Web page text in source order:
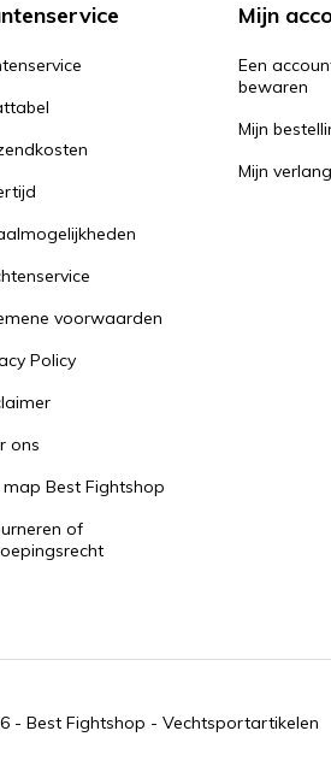
voorwaarden
Policy
ons
map Best Fightshop
of
Mijn
Een
bewaren
Mijn
Mijn
- Best Fightshop - Vechtsportartikelen